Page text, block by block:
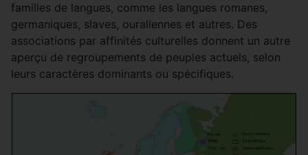
familles de langues, comme les langues romanes,
germaniques, slaves, ouraliennes et autres. Des
associations par affinités culturelles donnent un autre
aperçu de regroupements de peuples actuels, selon
leurs caractères dominants ou spécifiques.